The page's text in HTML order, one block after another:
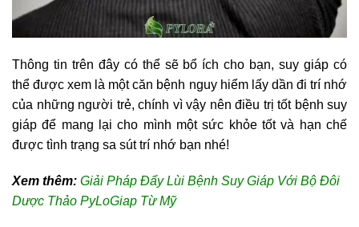
Thông tin trên đây có thể sẽ bổ ích cho bạn, suy giáp có
thể được xem là một căn bệnh nguy hiểm lấy dần đi trí nhớ
của những người trẻ, chính vì vậy nên điều trị tốt bệnh suy
giáp để mang lại cho mình một sức khỏe tốt và hạn chế
được tình trạng sa sút trí nhớ bạn nhé!
Xem thêm: Giải Pháp Đẩy Lùi Bệnh Suy Giáp Với Bộ Đôi
Dược Thảo PyLoGiap Từ Mỹ